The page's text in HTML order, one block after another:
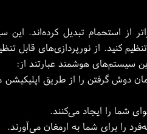
استحمام تبدیل کرده‌اند. این
کنید. از نورپردازی‌های قابل
سیستم‌های هوشمند عبارتند از:
دوش گرفتن را از طریق اپلیکیشن
را برای شما به ارمغان می‌آورند.